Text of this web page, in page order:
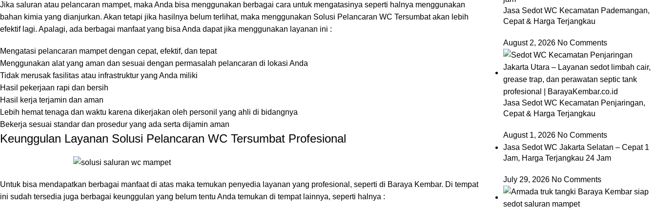
Jika saluran atau pelancaran mampet, maka Anda bisa menggunakan berbagai cara untuk mengatasinya seperti halnya menggunakan
bahan kimia yang dianjurkan. Akan tetapi jika hasilnya belum terlihat, maka menggunakan Solusi Pelancaran WC Tersumbat akan lebih
efektif lagi. Apalagi, ada berbagai manfaat yang bisa Anda dapat jika menggunakan layanan ini :
Mengatasi pelancaran mampet dengan cepat, efektif, dan tepat
Menggunakan alat yang aman dan sesuai dengan permasalah pelancaran di lokasi Anda
Tidak merusak fasilitas atau infrastruktur yang Anda miliki
Hasil pekerjaan rapi dan bersih
Hasil kerja terjamin dan aman
Lebih hemat tenaga dan waktu karena dikerjakan oleh personil yang ahli di bidangnya
Bekerja sesuai standar dan prosedur yang ada serta dijamin aman
Keunggulan Layanan Solusi Pelancaran WC Tersumbat Profesional
Untuk bisa mendapatkan berbagai manfaat di atas maka temukan penyedia layanan yang profesional, seperti di Baraya Kembar. Di tempat
ini sudah tersedia juga berbagai keunggulan yang belum tentu Anda temukan di tempat lainnya, seperti halnya :
Jasa Sedot WC Kecamatan Pademangan,
Cepat & Harga Terjangkau
August 2, 2026 No Comments
Jasa Sedot WC Kecamatan Penjaringan,
Cepat & Harga Terjangkau
August 1, 2026 No Comments
Jasa Sedot WC Jakarta Selatan – Cepat 1
Jam, Harga Terjangkau 24 Jam
July 29, 2026 No Comments